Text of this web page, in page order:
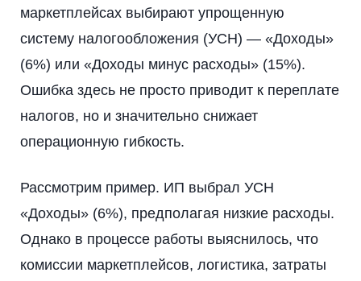
маркетплейсах выбирают упрощенную
систему налогообложения (УСН) — «Доходы»
(6%) или «Доходы минус расходы» (15%).
Ошибка здесь не просто приводит к переплате
налогов, но и значительно снижает
операционную гибкость.
Рассмотрим пример. ИП выбрал УСН
«Доходы» (6%), предполагая низкие расходы.
Однако в процессе работы выяснилось, что
комиссии маркетплейсов, логистика, затраты